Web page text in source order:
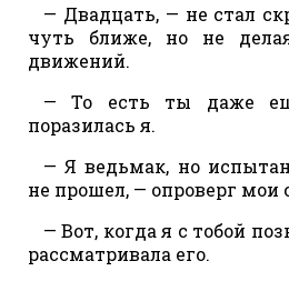
— Двадцать, — не стал
чуть ближе, но не
движений.
— То есть ты даже
поразилась я.
— Я ведьмак, но
не прошел, — опроверг
— Вот, когда я с тобой
рассматривала его.